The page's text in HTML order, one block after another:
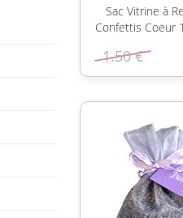
Sac Vitrine à
Confettis Coeur
1.50 €